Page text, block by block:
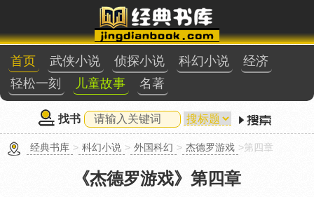
首页 武侠小说 侦探小说 科幻小说
经济
轻松一刻
儿童故事 名著
找书
经典书库 > 科幻小说 > 外国科幻 > 杰德罗游戏 >第四章
《杰德罗游戏》 第四章